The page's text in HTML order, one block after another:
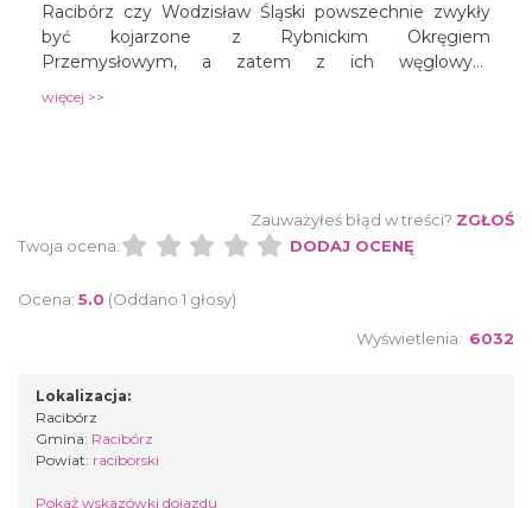
Racibórz czy Wodzisław Śląski powszechnie zwykły
być kojarzone z Rybnickim Okręgiem
Przemysłowym, a zatem z ich węglowym
istocie zaś, miejskie te ośrodki wespół z przyległymi
rzeka Polski wytyczyła w tym regionie oś, zwracając
przy tym uwagę na przyrodnicze piękno zachodniej
części województwa śląskiego. Jak więc doświadczyć
atrakcje aktywnie, na świeżym powietrzu!
więcej >>
Zauważyłeś błąd w treści? ZGŁOŚ
Twoja ocena:
DODAJ OCENĘ
Ocena: 5.0 (Oddano 1 głosy)
Wyświetlenia: 6032
Lokalizacja:
Racibórz
Gmina: Racibórz
Powiat: raciborski
Pokaż wskazówki dojazdu